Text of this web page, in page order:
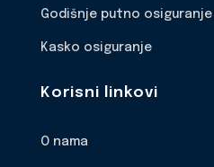
Godišnje putno osiguranje
Kasko osiguranje
Korisni linkovi
O nama